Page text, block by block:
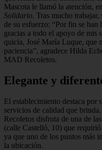
Mascota le llamó la atención,
Solidario. Tras mucho
de su esfuerzo: “Por fin se han
gracias a todo el apoyo de
quicia, José María Luque, que
paciencia”, agradece Hilda
MAD Recoletos.
Elegante y
El estableci­miento destaca por
servicios de calidad que
Recole­tos disfruta de una de
(calle Castelló, 10) que requirió
ya que uno de los puntos más
la ubicación.